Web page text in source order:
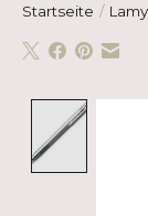
Startseite /